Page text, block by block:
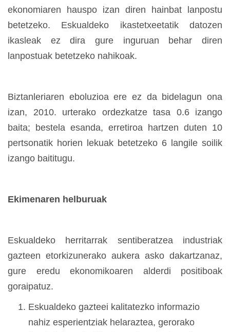
ekonomiaren hauspo izan diren hainbat lanpostu
betetzeko. Eskualdeko ikastetxeetatik datozen
ikasleak ez dira gure inguruan behar diren
lanpostuak betetzeko nahikoak.
Biztanleriaren eboluzioa ere ez da bidelagun ona
izan, 2010. urterako ordezkatze tasa 0.6 izango
baita; bestela esanda, erretiroa hartzen duten 10
pertsonatik horien lekuak betetzeko 6 langile soilik
izango baititugu.
Ekimenaren helburuak
Eskualdeko herritarrak sentiberatzea industriak
gazteen etorkizunerako aukera asko dakartzanaz,
gure eredu ekonomikoaren alderdi positiboak
goraipatuz.
Eskualdeko gazteei kalitatezko informazio
nahiz esperientziak helaraztea, gerorako